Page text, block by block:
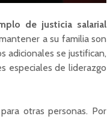
de justicia salarial
a su familia son
adicionales se justifican,
especiales de liderazgo
otras personas. Por